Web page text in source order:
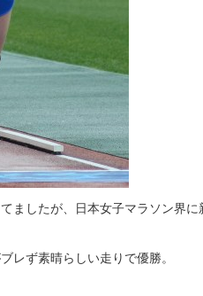
ましたが、日本女子マラソン界に
レず素晴らしい走りで優勝。